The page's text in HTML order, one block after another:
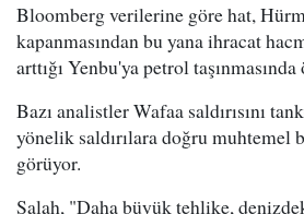
Bloomberg verilerine göre hat,
kapanmasından bu yana ihracat
arttığı Yenbu'ya petrol
Bazı analistler Wafaa saldırısını
yönelik saldırılara doğru muhtemel
görüyor.
Salah, "Daha büyük tehlike,